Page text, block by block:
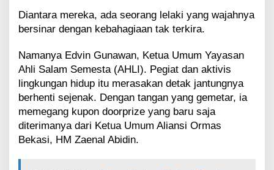
n
a
a
a
p
a
o
Diantara mereka, ada seorang lelaki yang wajahnya
bersinar dengan kebahagiaan tak terkira.
Namanya Edvin Gunawan, Ketua Umum Yayasan
Ahli Salam Semesta (AHLI). Pegiat dan aktivis
lingkungan hidup itu merasakan detak jantungnya
berhenti sejenak. Dengan tangan yang gemetar, ia
memegang kupon doorprize yang baru saja
diterimanya dari Ketua Umum Aliansi Ormas
Bekasi, HM Zaenal Abidin.